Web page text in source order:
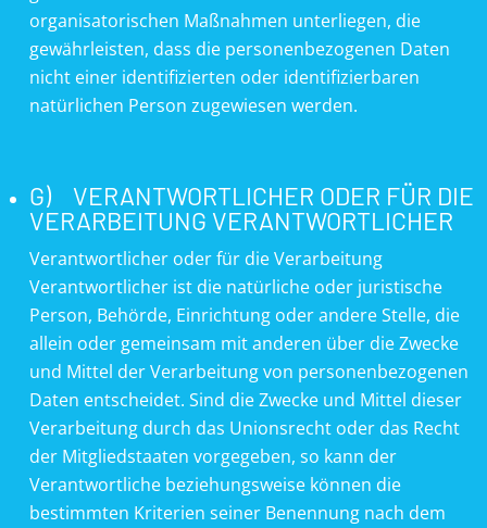
organisatorischen Maßnahmen unterliegen, die
gewährleisten, dass die personenbezogenen Daten
nicht einer identifizierten oder identifizierbaren
natürlichen Person zugewiesen werden.
G) VERANTWORTLICHER ODER FÜR DIE
VERARBEITUNG VERANTWORTLICHER
Verantwortlicher oder für die Verarbeitung
Verantwortlicher ist die natürliche oder juristische
Person, Behörde, Einrichtung oder andere Stelle, die
allein oder gemeinsam mit anderen über die Zwecke
und Mittel der Verarbeitung von personenbezogenen
Daten entscheidet. Sind die Zwecke und Mittel dieser
Verarbeitung durch das Unionsrecht oder das Recht
der Mitgliedstaaten vorgegeben, so kann der
Verantwortliche beziehungsweise können die
bestimmten Kriterien seiner Benennung nach dem